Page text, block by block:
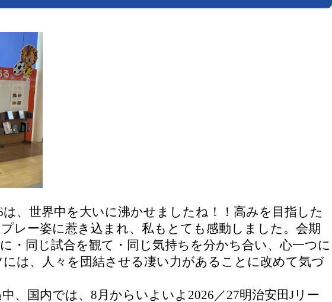
、世界中を大いに沸かせましたね！！高みを目指した
レー姿に惹き込まれ、私もとても感動しました。会期
・同じ試合を観て・同じ気持ちを分かち合い、心一つに
は、人々を団結させる凄い力があることに改めて気づ
、国内では、8月からいよいよ2026／27明治安田Jリー